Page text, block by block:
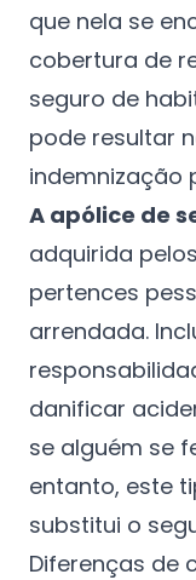
que nela se
cobertura de
seguro de
pode resultar
indemnização
A apólice de
adquirida
pertences
arrendada.
danificar
se alguém se
entanto, este
substitui o
Diferenças de